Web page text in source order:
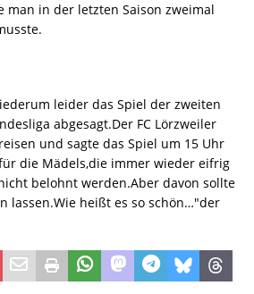
man in der letzten Saison zweimal
leider das Spiel der zweiten
abgesagt.Der FC Lörzweiler
und sagte das Spiel um 15 Uhr
die Mädels,die immer wieder eifrig
belohnt werden.Aber davon sollte
lassen.Wie heißt es so schön…"der